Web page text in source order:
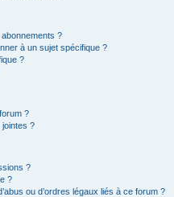
?
à un sujet spécifique ?
?
?
?
?
?
ou d’ordres légaux liés à ce forum ?